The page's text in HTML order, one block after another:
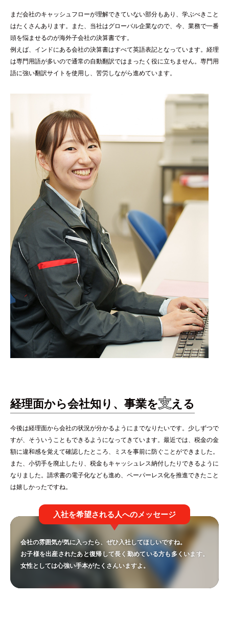
まだ会社のキャッシュフローが理解できていない部分もあり、学ぶべきこと
はたくさんあります。また、当社はグローバル企業なので、今、業務で一番
頭を悩ませるのが海外子会社の決算書です。
例えば、インドにある会社の決算書はすべて英語表記となっています。経理
は専門用語が多いので通常の自動翻訳ではまったく役に立ちません。専門用
語に強い翻訳サイトを使用し、苦労しながら進めています。
経理面から会社知り、事業を支える
今後は経理面から会社の状況が分かるようにまでなりたいです。少しずつで
すが、そういうこともできるようになってきています。最近では、税金の金
額に違和感を覚えて確認したところ、ミスを事前に防ぐことができました。
また、小切手を廃止したり、税金もキャッシュレス納付したりできるように
なりました。請求書の電子化なども進め、ペーパーレス化を推進できたこと
は嬉しかったですね。
入社を希望される人へのメッセージ
会社の雰囲気が気に入ったら、ぜひ入社してほしいですね。
お子様を出産されたあと復帰して長く勤めている方も多くいます。
女性としては心強い手本がたくさんいますよ。